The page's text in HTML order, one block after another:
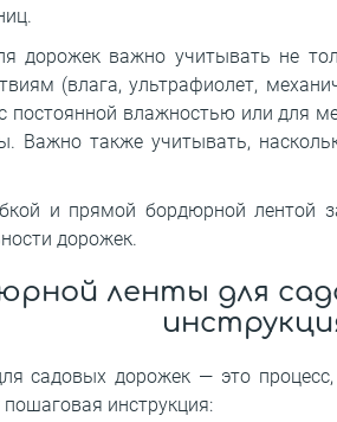
дорожек важно учитывать не
(влага, ультрафиолет,
постоянной влажностью или для
Важно также учитывать,
и прямой бордюрной лентой
дорожек.
ленты для
садовых дорожек — это
инструкция: